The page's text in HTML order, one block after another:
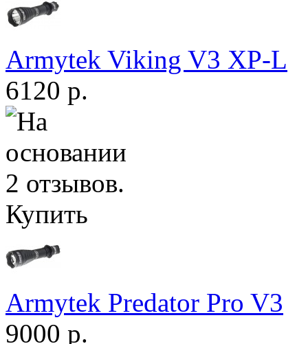
Armytek Viking V3 XP-L
6120 р.
Купить
Armytek Predator Pro V3
9000 р.